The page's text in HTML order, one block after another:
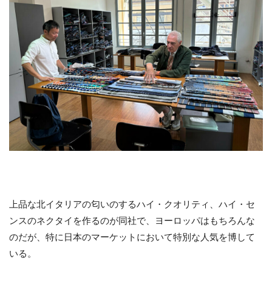
上品な北イタリアの匂いのするハイ・クオリティ、ハイ・セ
ンスのネクタイを作るのが同社で、ヨーロッパはもちろんな
のだが、特に日本のマーケットにおいて特別な人気を博して
いる。